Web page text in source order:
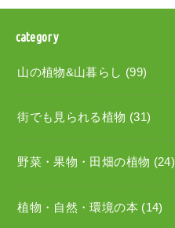
category
山の植物&山暮らし (99)
街でも見られる植物 (31)
野菜・果物・田畑の植物 (24)
植物・自然・環境の本 (14)